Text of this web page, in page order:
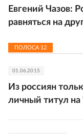
Евгений Чазов:
равняться на
ПОЛОСА 12
01.06.2015
Из россиян
личный титул на